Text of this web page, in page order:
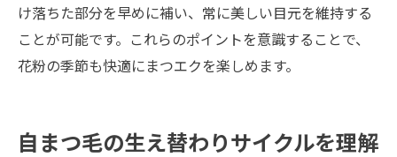
け落ちた部分を早めに補い、常に美しい目元を維持する
ことが可能です。これらのポイントを意識することで、
花粉の季節も快適にまつエクを楽しめます。
自まつ毛の生え替わりサイクルを理解